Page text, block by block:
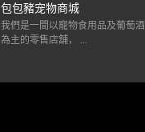
包包豬宠物商城
我們是一間以寵物食用品及葡萄酒
為主的零售店舖， ...